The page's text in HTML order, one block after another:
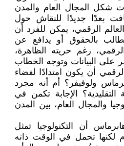
شكل المجال العام والمدن
بعدًا جديدًا للنقاش حول
الرقمي، يمكن للفرد أن
بالحقوق أو يدافع عن
رغم حريته الظاهرة،
على البيانات وتوجه الخطاب
أن يكون امتدادًا لفضاء
ولوفيفر؟ أم أنه مجرد
الإجابة تكمن في
والمجال العام، بين المدن
أن التكنولوجيا تمثل
لكنها تحمل في الوقت ذاته